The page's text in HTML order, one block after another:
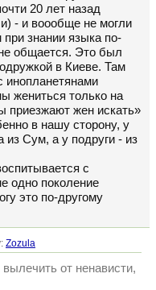
20 лет назад
- и воообще не могли
при знании языка по-
общается. Это был
в Киеве. Там
жениться только на
приезжают жен искать»
в нашу сторону, у
из Сум, а у подруги - из
с
одно поколение
это по-другому
Zozula
от ненависти,